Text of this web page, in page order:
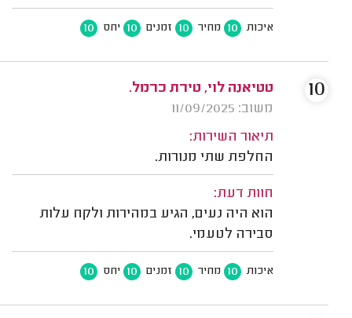
איכות 10 מחיר 10 זמנים 10 יחס 10
טטיאנה לוי, טירת כרמל.
משוב: 11/09/2025
תיאור השירות:
החלפת שתי מנורות.
חוות דעת:
הוא היה נעים, הגיע במהירות ולקח עלות
סבירה לטעמי.
איכות 10 מחיר 10 זמנים 10 יחס 10
10